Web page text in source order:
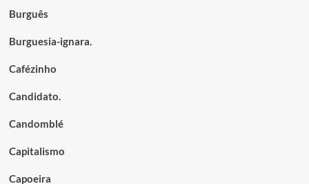
Burguês
Burguesia-ignara.
Cafézinho
Candidato.
Candomblé
Capitalismo
Capoeira